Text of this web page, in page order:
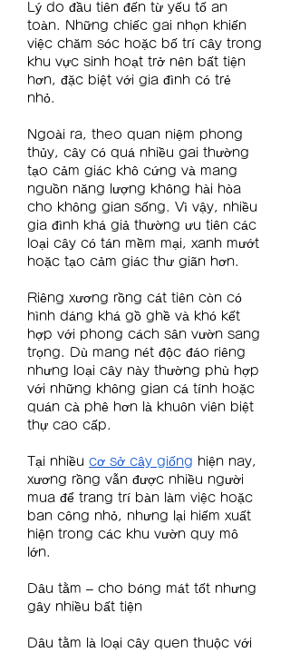
Lý do đầu tiên đến từ yếu tố an
toàn. Những chiếc gai nhọn khiến
việc chăm sóc hoặc bố trí cây trong
khu vực sinh hoạt trở nên bất tiện
hơn, đặc biệt với gia đình có trẻ
nhỏ.
Ngoài ra, theo quan niệm phong
thủy, cây có quá nhiều gai thường
tạo cảm giác khô cứng và mang
nguồn năng lượng không hài hòa
cho không gian sống. Vì vậy, nhiều
gia đình khá giả thường ưu tiên các
loại cây có tán mềm mại, xanh mướt
hoặc tạo cảm giác thư giãn hơn.
Riêng xương rồng cát tiên còn có
hình dáng khá gồ ghề và khó kết
hợp với phong cách sân vườn sang
trọng. Dù mang nét độc đáo riêng
nhưng loại cây này thường phù hợp
với những không gian cá tính hoặc
quán cà phê hơn là khuôn viên biệt
thự cao cấp.
Tại nhiều cơ sở cây giống hiện nay,
xương rồng vẫn được nhiều người
mua để trang trí bàn làm việc hoặc
ban công nhỏ, nhưng lại hiếm xuất
hiện trong các khu vườn quy mô
lớn.
Dâu tằm – cho bóng mát tốt nhưng
gây nhiều bất tiện
Dâu tằm là loại cây quen thuộc với